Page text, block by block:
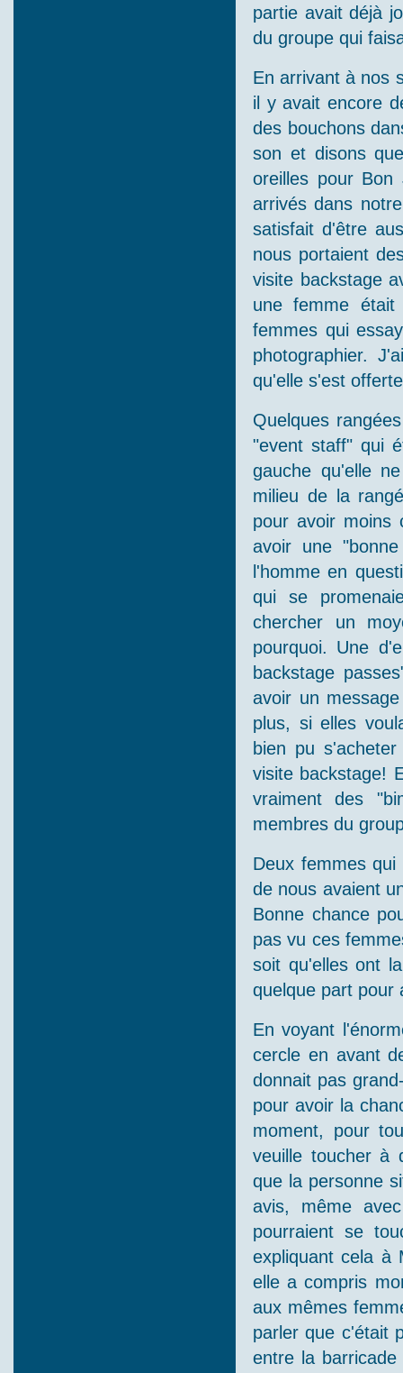
partie avait déjà
du groupe qui
En arrivant à nos
il y avait encore
des bouchons
son et disons
oreilles pour
arrivés dans
satisfait d'être
nous portaient
visite backstage
une femme
femmes qui
photographier.
qu'elle s'est
Quelques
"event staff" qui
gauche qu'elle
milieu de la
pour avoir moins
avoir une
l'homme en
qui se
chercher un
pourquoi. Une
backstage
avoir un
plus, si elles
bien pu
visite backstage!
vraiment des
membres du
Deux femmes
de nous avaient
Bonne chance
pas vu ces
soit qu'elles ont
quelque part pour
En voyant
cercle en avant
donnait pas
pour avoir la
moment, pour
veuille toucher à
que la personne
avis, même
pourraient se
expliquant cela à
elle a compris
aux mêmes
parler que c'était
entre la